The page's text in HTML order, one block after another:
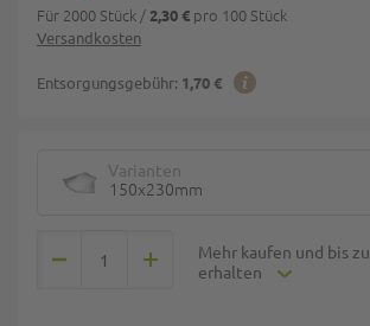
Versandkosten
Entsorgungsgebühr: 1,70 €
Für 2000 Stück / 2,30 € pro 100 Stück
Varianten
150x230mm
Mehr kaufen und bis zu
erhalten